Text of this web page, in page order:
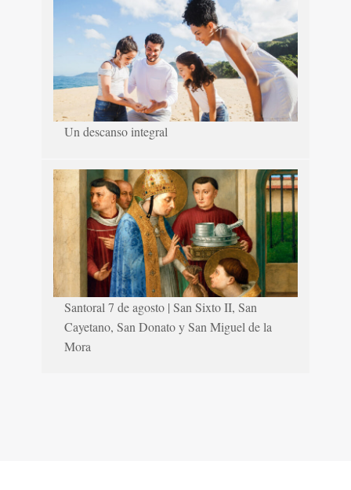
Un descanso integral
Santoral 7 de agosto | San Sixto II, San
Cayetano, San Donato y San Miguel de la
Mora